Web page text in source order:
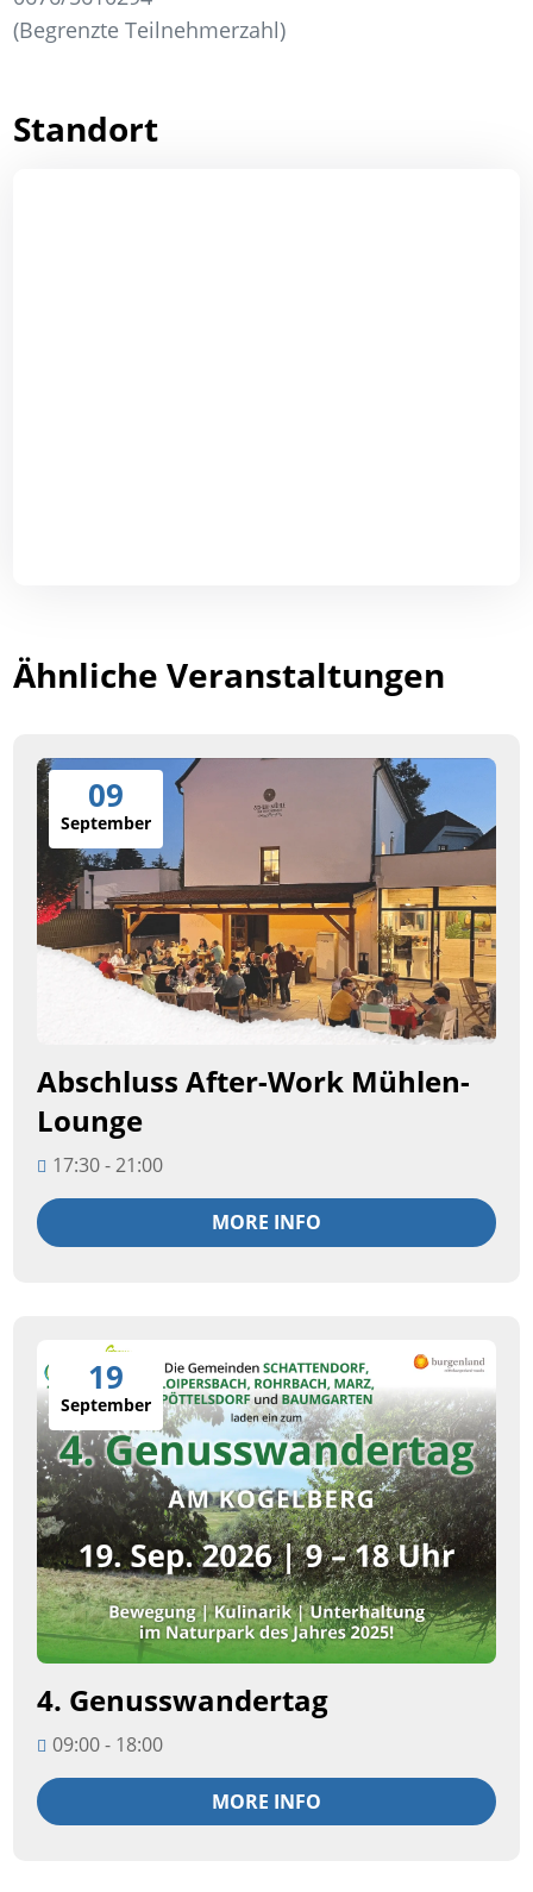
(Begrenzte Teilnehmerzahl)
Standort
Ähnliche Veranstaltungen
09
September
Abschluss After-Work Mühlen-
Lounge
17:30 - 21:00
MORE INFO
19
September
4. Genusswandertag
09:00 - 18:00
MORE INFO